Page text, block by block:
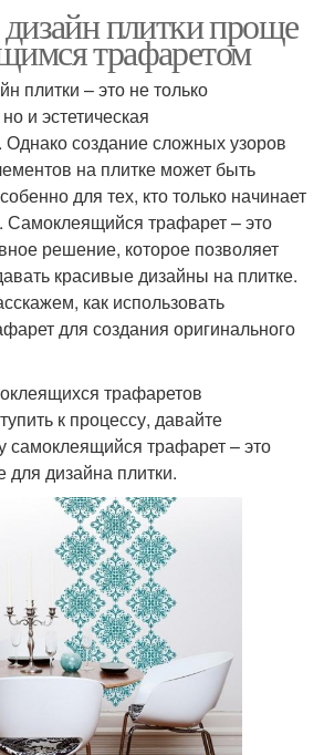
дизайн плитки проще
трафаретом
плитки – это не только
и эстетическая
Однако создание сложных узоров
на плитке может быть
для тех, кто только начинает
Самоклеящийся трафарет – это
решение, которое позволяет
красивые дизайны на плитке.
как использовать
для создания оригинального
трафаретов
к процессу, давайте
самоклеящийся трафарет – это
дизайна плитки.